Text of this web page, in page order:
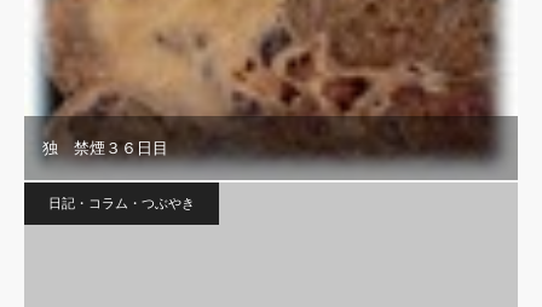
独 禁煙３６日目
日記・コラム・つぶやき